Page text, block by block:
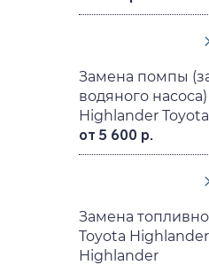
Замена помпы
водяного
Highlander
от 5 600 р.
Замена
Toyota
Highlander